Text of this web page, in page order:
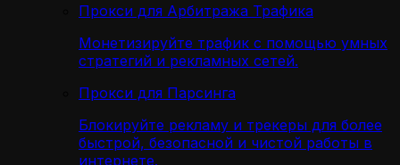
Прокси для Арбитража Трафика
Монетизируйте трафик с помощью умных
стратегий и рекламных сетей.
Прокси для Парсинга
Блокируйте рекламу и трекеры для более
быстрой, безопасной и чистой работы в
интернете.